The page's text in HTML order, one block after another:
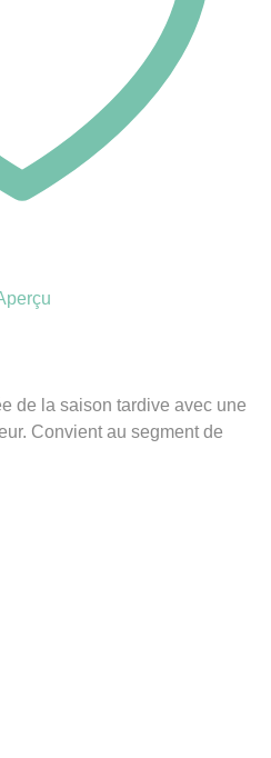
de la saison tardive avec une
Convient au segment de